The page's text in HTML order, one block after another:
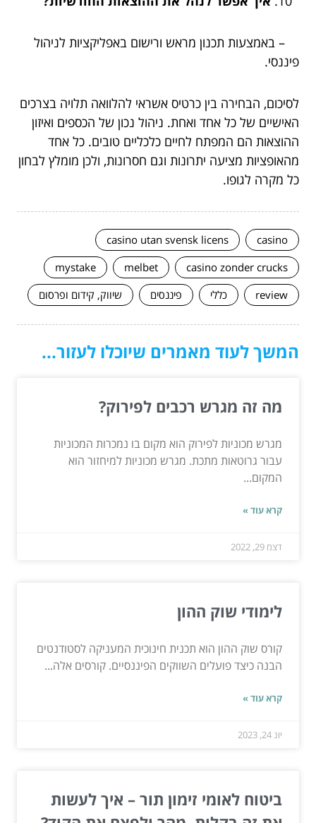
– באמצעות תכנון מראש ורישום באפליקציות לניהול
פיננסי.
לסיכום, הבחירה בין כרטיס אשראי להלוואה תלויה בצרכים
האישיים של כל אחד ואחת. ניהול נכון של הכספים ואיזון
ההוצאות הם המפתח לחיים כלכליים טובים. כל אחד
מהאופציות מציעה יתרונות וגם חסרונות, ולכן מומלץ לבחון
כל מקרה לגופו.
casino
casino utan svensk licens
casino zonder crucks
melbet
mystake
review
כללי פיננסים שיווק, קידום ופרסום
המשך לעוד מאמרים שיוכלו לעזור...
מה זה מגרש רכבים לפירוק?
מגרש מכוניות לפירוק הוא מקום בו נמכרות המכוניות
עבור גרוטאות מתכת. מגרש מכוניות למיחזור הוא
המקום...
קרא עוד »
דצמ 29, 2022
לימודי שוק ההון
קורס שוק ההון הוא תכנית חינוכית המעניקה לסטודנטים
הבנה כיצד פועלים השווקים הפיננסיים. קורסים אלה...
קרא עוד »
יונ 24, 2023
ביטוח לאומי זימון תור – איך לעשות